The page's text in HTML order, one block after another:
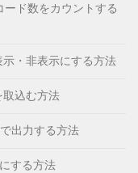
ード数をカウントする
示・非表示にする方法
取込む方法
出力する方法
する方法